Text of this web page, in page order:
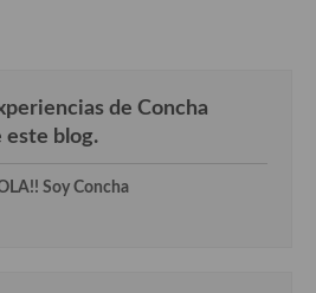
de Concha
este blog.
Soy Concha